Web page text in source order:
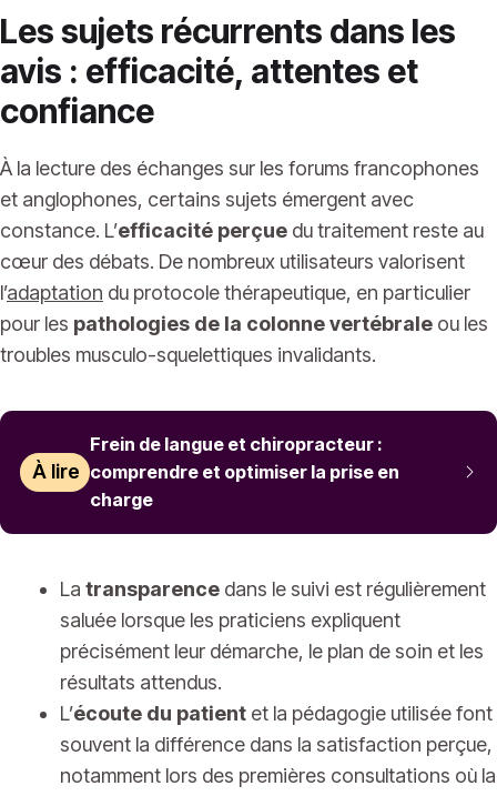
Les sujets récurrents dans les
avis : efficacité, attentes et
confiance
À la lecture des échanges sur les forums francophones
et anglophones, certains sujets émergent avec
constance. L’efficacité perçue du traitement reste au
cœur des débats. De nombreux utilisateurs valorisent
l’adaptation du protocole thérapeutique, en particulier
pour les pathologies de la colonne vertébrale ou les
troubles musculo-squelettiques invalidants.
À lire
Frein de langue et chiropracteur :
comprendre et optimiser la prise en
charge
La transparence dans le suivi est régulièrement
saluée lorsque les praticiens expliquent
précisément leur démarche, le plan de soin et les
résultats attendus.
L’écoute du patient et la pédagogie utilisée font
souvent la différence dans la satisfaction perçue,
notamment lors des premières consultations où la